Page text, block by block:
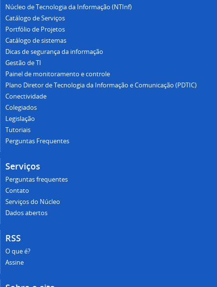
Núcleo de Tecnologia da Informação (NTInf)
Catálogo de Serviços
Portfólio de Projetos
Catálogo de sistemas
Dicas de segurança da informação
Gestão de TI
Painel de monitoramento e controle
Plano Diretor de Tecnologia da Informação e Comunicação (PDTIC)
Conectividade
Colegiados
Legislação
Tutoriais
Perguntas Frequentes
Serviços
Perguntas frequentes
Contato
Serviços do Núcleo
Dados abertos
RSS
O que é?
Assine